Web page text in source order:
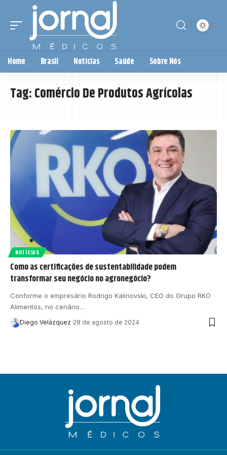
Home Brasil Notícias Saúde Sobre Nós
Tag:Comércio De Produtos Agrícolas
NOTÍCIAS
Como as certificações de sustentabilidade podem
transformar seu negócio no agronegócio?
Conforme o empresário Rodrigo Kalinovski, CEO do Grupo RKO
Alimentos, no cenário…
Diego Velázquez 28 de agosto de 2024